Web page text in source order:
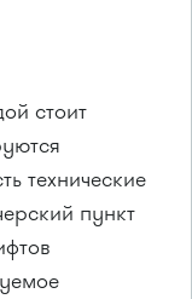
стоит
технические
пункт